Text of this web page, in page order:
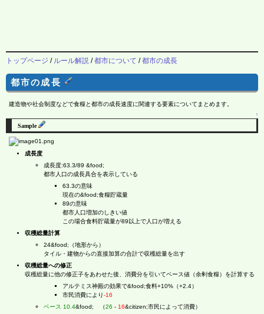
トップページ / ルール解説 /都市について /都市の成長
都市の成長
建造物や社会制度などで食糧と都市の成長速度に関連する要素についてまとめます。
↑
Sample
成長度
成長度:63.3/89 &food;
都市人口の成長具合を表示している
63.3の意味
現在の&food;食糧貯蔵量
89の意味
都市人口増加のしきい値
この場合食料貯蔵量が89以上で人口が増える
収穫総量計算
24&food;（地形から）
タイル・建物からの直接加算の合計で収穫総量を出す
収穫総量への修正
収穫総量に他の修正子をあわせた後、消費分を引いてベース値（余剰食糧）を計算する
アルテミス神殿の効果で&food;食料+10%（+2.4）
市民消費により-16
ベース 10.4&food; （26 - 16&citizen;市民によって消費）